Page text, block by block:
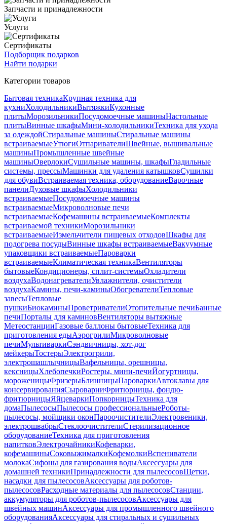
Запчасти и принадлежности
Услуги
Сертификаты
Подборщик подарков
Найти подарки
Категории товаров
Бытовая техникаКрупная техника для
кухниХолодильникиВытяжкиКухонные
плитыМорозильникиПосудомоечные машиныНастольные
плитыВинные шкафыМини-холодильникиТехника для ухода
за одеждойСтиральные машиныСтиральные машины
встраиваемыеУтюгиОтпаривателиШвейные, вышивальные
машиныПромышленные швейные
машиныОверлокиСушильные машины, шкафыГладильные
системы, прессыМашинки для удаления катышковСушилки
для обувиВстраиваемая техника, оборудованиеВарочные
панелиДуховые шкафыХолодильники
встраиваемыеПосудомоечные машины
встраиваемыеМикроволновые печи
встраиваемыеКофемашины встраиваемыеКомплекты
встраиваемой техникиМорозильники
встраиваемыеИзмельчители пищевых отходовШкафы для
подогрева посудыВинные шкафы встраиваемыеВакуумные
упаковщики встраиваемыеПароварки
встраиваемыеКлиматическая техникаВентиляторы
бытовыеКондиционеры, сплит-системыОхладители
воздухаВодонагревателиУвлажнители, очистители
воздухаКамины, печи-каминыОбогревателиТепловые
завесыТепловые
пушкиБиокаминыПроветривателиОтопительные печиБанные
печиПорталы для каминовВентиляторы вытяжные
МетеостанцииГазовые баллоны бытовыеТехника для
приготовления едыАэрогрилиМикроволновые
печиМультиваркиСэндвичницы, хот-дог
мейкерыТостерыЭлектрогрили,
электрошашлычницыВафельницы, орешницы,
кексницыХлебопечкиРостеры, мини-печиЙогуртницы,
мороженицыФризерыБлинницыПароваркиАвтоклавы для
консервированияСыроварниФритюрницы, фондю-
фритюрницыЯйцеваркиПопкорницыТехника для
домаПылесосыПылесосы профессиональныеРоботы-
пылесосы, мойщики оконПароочистителиЭлектровеники,
электрошвабрыСтеклоочистителиСтерилизационное
оборудованиеТехника для приготовления
напитковЭлектрочайникиКофеварки,
кофемашиныСоковыжималкиКофемолкиВспениватели
молокаСифоны для газирования водыАксессуары для
домашней техникиПринадлежности для пылесосовЩетки,
насадки для пылесосовАксессуары для роботов-
пылесосовРасходные материалы для пылесосовСтанции,
аккумуляторы для роботов-пылесосовАксессуары для
швейных машинАксессуары для промышленного швейного
оборудованияАксессуары для стиральных и сушильных